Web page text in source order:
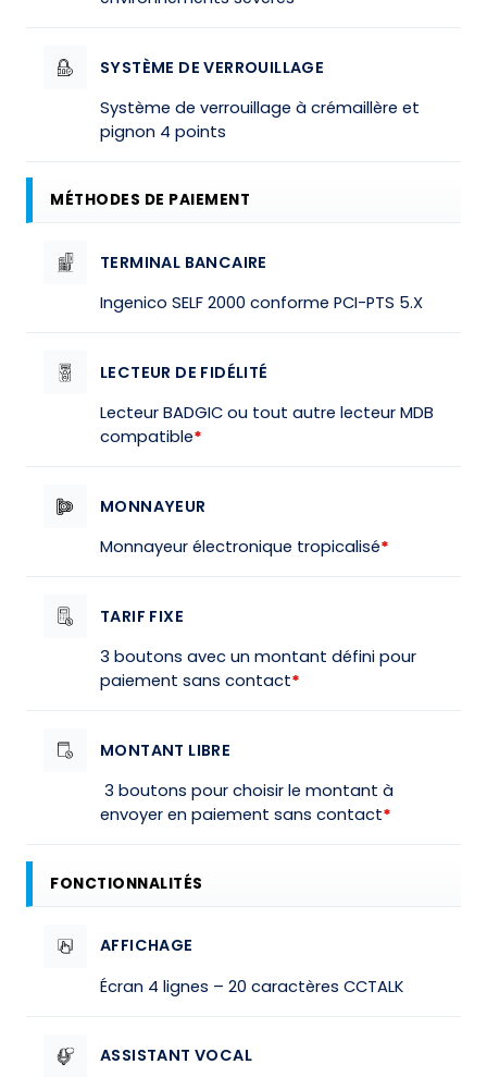
SYSTÈME DE VERROUILLAGE
Système de verrouillage à crémaillère et
pignon 4 points
MÉTHODES DE PAIEMENT
TERMINAL BANCAIRE
Ingenico SELF 2000 conforme PCI-PTS 5.X
LECTEUR DE FIDÉLITÉ
Lecteur BADGIC ou tout autre lecteur MDB
compatible*
MONNAYEUR
Monnayeur électronique tropicalisé*
TARIF FIXE
3 boutons avec un montant défini pour
paiement sans contact*
MONTANT LIBRE
3 boutons pour choisir le montant à
envoyer en paiement sans contact*
FONCTIONNALITÉS
AFFICHAGE
Écran 4 lignes – 20 caractères CCTALK
ASSISTANT VOCAL